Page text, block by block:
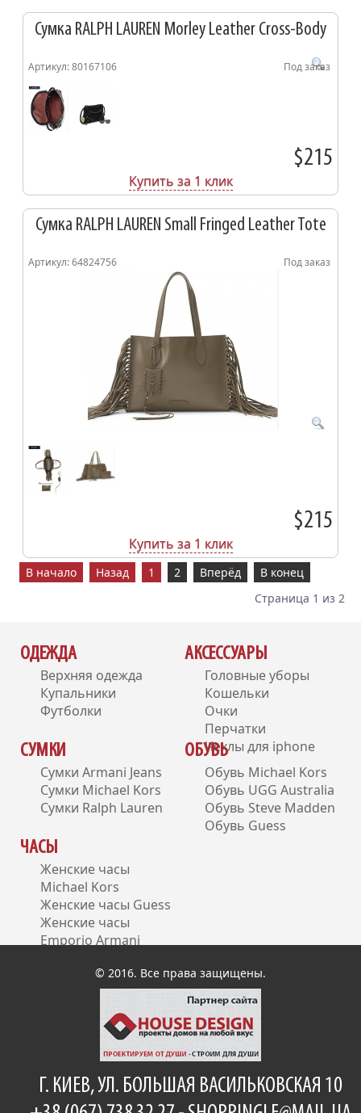
Сумка RALPH LAUREN Morley Leather Cross-Body
Артикул: 80167106 Под заказ
$215
Купить за 1 клик
Сумка RALPH LAUREN Small Fringed Leather Tote
Артикул: 64824756 Под заказ
$215
Купить за 1 клик
В начало Назад 1 2 Вперёд
В конец
Страница 1 из 2
ОДЕЖДА
Верхняя одежда
Купальники
Футболки
АКСЕССУАРЫ
Головные уборы
Кошельки
Очки
Перчатки
Чехлы для iphone
СУМКИ
Сумки Armani Jeans
Сумки Michael Kors
Сумки Ralph Lauren
ОБУВЬ
Обувь Michael Kors
Обувь UGG Australia
Обувь Steve Madden
Обувь Guess
ЧАСЫ
Женские часы
Michael Kors
Женские часы Guess
Женские часы
Emporio Armani
© 2016. Все права защищены.
Г. КИЕВ, УЛ. БОЛЬШАЯ ВАСИЛЬКОВСКАЯ 10